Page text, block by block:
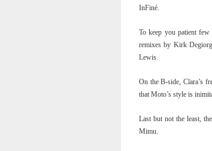
InFiné.
To keep you patient
remixes by Kirk
Lewis.
On the B-side, Clara’s
that Moto’s style is
Last but not the least,
Mimu.